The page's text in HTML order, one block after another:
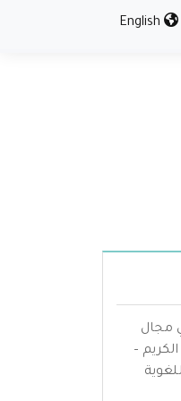
مجال
–